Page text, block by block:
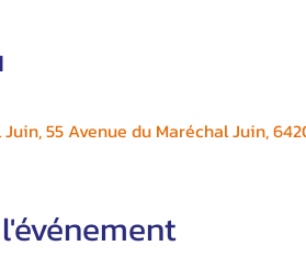
55 Avenue du Maréchal Juin,